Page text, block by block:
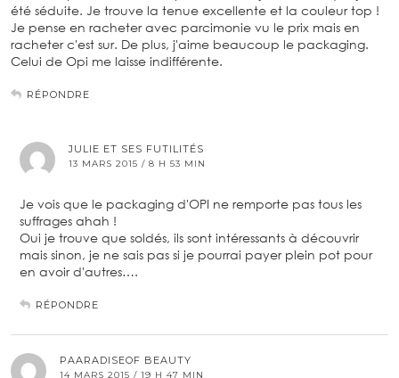
été séduite. Je trouve la tenue excellente et la couleur top !
Je pense en racheter avec parcimonie vu le prix mais en
racheter c'est sur. De plus, j'aime beaucoup le packaging.
Celui de Opi me laisse indifférente.
RÉPONDRE
JULIE ET SES FUTILITÉS
13 MARS 2015 / 8 H 53 MIN
Je vois que le packaging d'OPI ne remporte pas tous les
suffrages ahah !
Oui je trouve que soldés, ils sont intéressants à découvrir
mais sinon, je ne sais pas si je pourrai payer plein pot pour
en avoir d'autres….
RÉPONDRE
PAARADISEOF BEAUTY
14 MARS 2015 / 19 H 47 MIN